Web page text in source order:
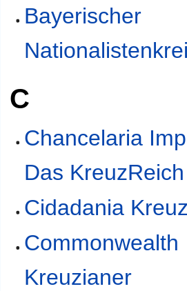
Bayerischer
C
Chancelaria
Das KreuzReich
Cidadania
Commonwealth
Kreuzianer